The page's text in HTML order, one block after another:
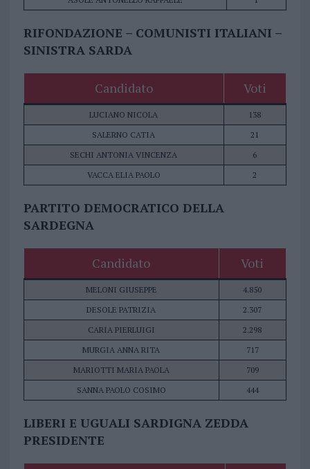
RIFONDAZIONE – COMUNISTI ITALIANI –
SINISTRA SARDA
Candidato Voti
LUCIANO NICOLA
138
SALERNO CATIA
21
SECHI ANTONIA VINCENZA
6
VACCA ELIA PAOLO
2
PARTITO DEMOCRATICO DELLA
SARDEGNA
Candidato Voti
MELONI GIUSEPPE
4.850
DESOLE PATRIZIA
2.307
CARIA PIERLUIGI
2.298
MURGIA ANNA RITA
717
MARIOTTI MARIA PAOLA
709
SANNA PAOLO COSIMO
444
LIBERI E UGUALI SARDIGNA ZEDDA
PRESIDENTE